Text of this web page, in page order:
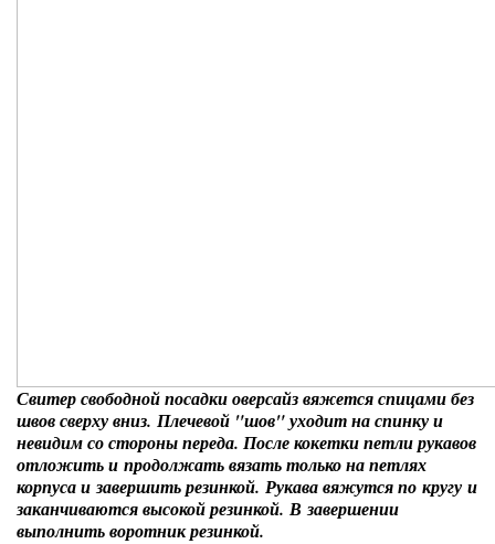
Свитер свободной посадки оверсайз вяжется спицами без
швов сверху вниз. Плечевой "шов" уходит на спинку и
невидим со стороны переда. После кокетки петли рукавов
отложить и продолжать вязать только на петлях
корпуса и завершить резинкой. Рукава вяжутся по кругу и
заканчиваются высокой резинкой. В завершении
выполнить воротник резинкой.